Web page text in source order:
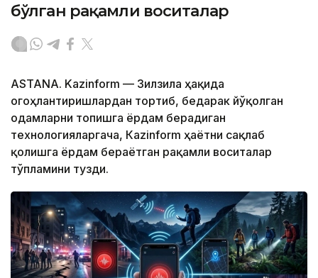
бўлган рақамли воситалар
ASTANA. Kazinform — Зилзила ҳақида
огоҳлантиришлардан тортиб, бедарак йўқолган
одамларни топишга ёрдам берадиган
технологияларгача, Кazinform ҳаётни сақлаб
қолишга ёрдам бераётган рақамли воситалар
тўпламини тузди.